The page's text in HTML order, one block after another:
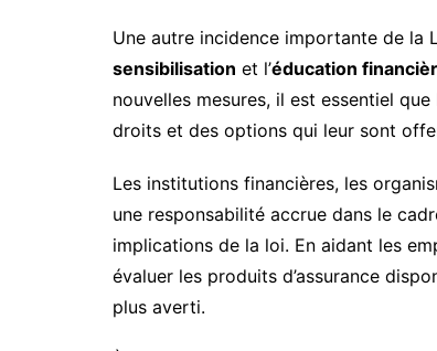
Une autre incidence importante de la
sensibilisation et l’éducation
nouvelles mesures, il est essentiel
droits et des options qui leur sont
Les institutions financières, les
une responsabilité accrue dans le
implications de la loi. En aidant les
évaluer les produits d’assurance
plus averti.